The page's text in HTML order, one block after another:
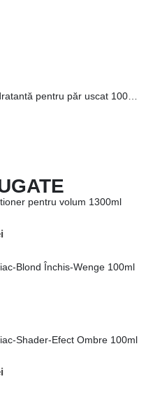
pentru volum 1300ml
Blond Închis-Wenge 100ml
Shader-Efect Ombre 100ml